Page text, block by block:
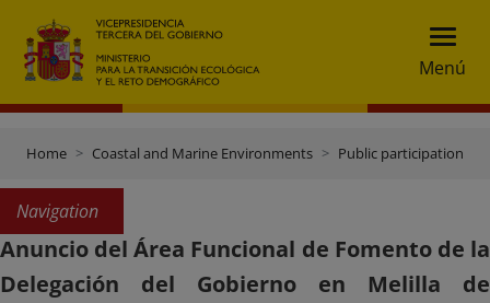
Menú
Home Coastal and Marine Environments Public participation
Navigation
Anuncio del Área Funcional de Fomento de la
Delegación del Gobierno en Melilla de